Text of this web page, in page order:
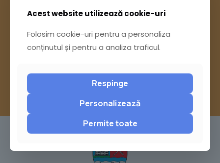
Pagina Contact
sau trimite o sesizare pe Buzău City
Acest website utilizează cookie-uri
Folosim cookie-uri pentru a personaliza
conținutul și pentru a analiza traficul.
Respinge
Personalizează
Permite toate